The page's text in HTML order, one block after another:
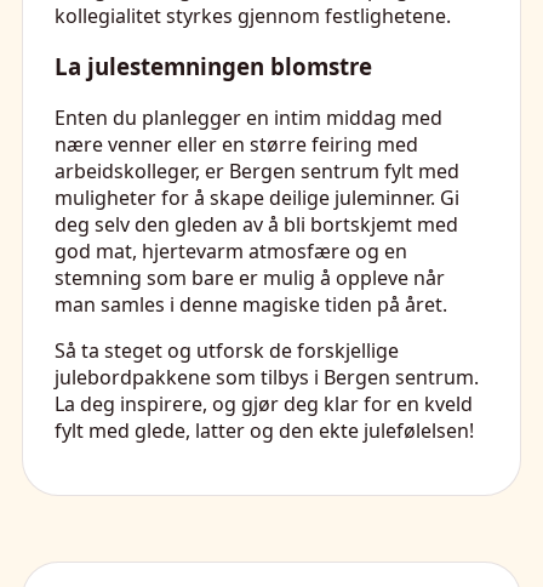
kollegialitet styrkes gjennom festlighetene.
La julestemningen blomstre
Enten du planlegger en intim middag med
nære venner eller en større feiring med
arbeidskolleger, er Bergen sentrum fylt med
muligheter for å skape deilige juleminner. Gi
deg selv den gleden av å bli bortskjemt med
god mat, hjertevarm atmosfære og en
stemning som bare er mulig å oppleve når
man samles i denne magiske tiden på året.
Så ta steget og utforsk de forskjellige
julebordpakkene som tilbys i Bergen sentrum.
La deg inspirere, og gjør deg klar for en kveld
fylt med glede, latter og den ekte julefølelsen!